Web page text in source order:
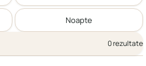
Noapte
0 rezultate